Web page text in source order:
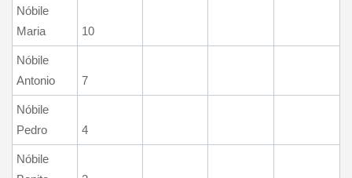
Nóbile
Maria
10
Nóbile
Antonio
7
Nóbile
Pedro
4
Nóbile